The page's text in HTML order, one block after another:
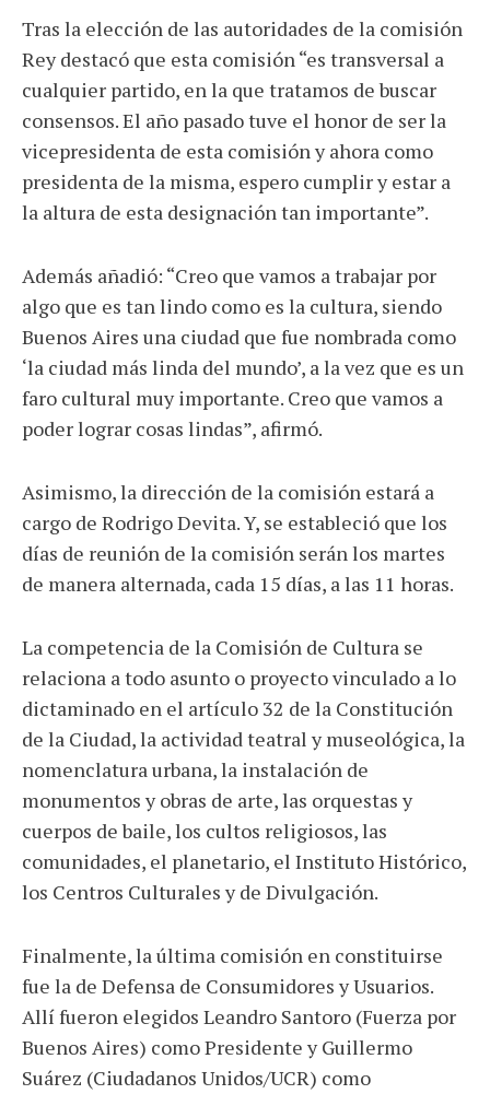
Tras la elección de las autoridades de la comisión
Rey destacó que esta comisión “es transversal a
cualquier partido, en la que tratamos de buscar
consensos. El año pasado tuve el honor de ser la
vicepresidenta de esta comisión y ahora como
presidenta de la misma, espero cumplir y estar a
la altura de esta designación tan importante”.
Además añadió: “Creo que vamos a trabajar por
algo que es tan lindo como es la cultura, siendo
Buenos Aires una ciudad que fue nombrada como
‘la ciudad más linda del mundo’, a la vez que es un
faro cultural muy importante. Creo que vamos a
poder lograr cosas lindas”, afirmó.
Asimismo, la dirección de la comisión estará a
cargo de Rodrigo Devita. Y, se estableció que los
días de reunión de la comisión serán los martes
de manera alternada, cada 15 días, a las 11 horas.
La competencia de la Comisión de Cultura se
relaciona a todo asunto o proyecto vinculado a lo
dictaminado en el artículo 32 de la Constitución
de la Ciudad, la actividad teatral y museológica, la
nomenclatura urbana, la instalación de
monumentos y obras de arte, las orquestas y
cuerpos de baile, los cultos religiosos, las
comunidades, el planetario, el Instituto Histórico,
los Centros Culturales y de Divulgación.
Finalmente, la última comisión en constituirse
fue la de Defensa de Consumidores y Usuarios.
Allí fueron elegidos Leandro Santoro (Fuerza por
Buenos Aires) como Presidente y Guillermo
Suárez (Ciudadanos Unidos/UCR) como